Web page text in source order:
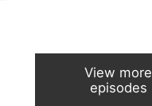
View more
episodes